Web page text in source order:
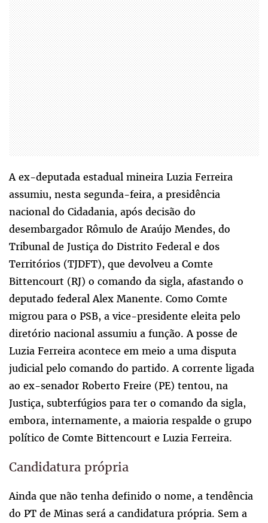
A ex-deputada estadual mineira Luzia Ferreira
assumiu, nesta segunda-feira, a presidência
nacional do Cidadania, após decisão do
desembargador Rômulo de Araújo Mendes, do
Tribunal de Justiça do Distrito Federal e dos
Territórios (TJDFT), que devolveu a Comte
Bittencourt (RJ) o comando da sigla, afastando o
deputado federal Alex Manente. Como Comte
migrou para o PSB, a vice-presidente eleita pelo
diretório nacional assumiu a função. A posse de
Luzia Ferreira acontece em meio a uma disputa
judicial pelo comando do partido. A corrente ligada
ao ex-senador Roberto Freire (PE) tentou, na
Justiça, subterfúgios para ter o comando da sigla,
embora, internamente, a maioria respalde o grupo
político de Comte Bittencourt e Luzia Ferreira.
Candidatura própria
Ainda que não tenha definido o nome, a tendência
do PT de Minas será a candidatura própria. Sem a